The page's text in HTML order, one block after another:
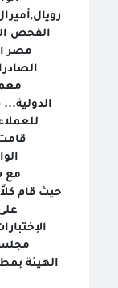
الفحص
مصر
مع
حيث قام كلاً
مجلس
الهيئة